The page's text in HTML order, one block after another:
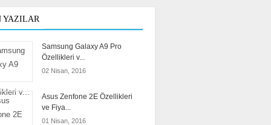
YAZILAR
Samsung Galaxy A9 Pro
Özellikleri v...
02 Nisan, 2016
Asus Zenfone 2E Özellikleri
ve Fiya...
01 Nisan, 2016